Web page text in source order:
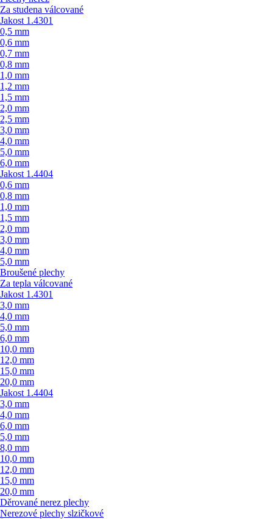
Za studena válcované
Jakost 1.4301
0,5 mm
0,6 mm
0,7 mm
0,8 mm
1,0 mm
1,2 mm
1,5 mm
2,0 mm
2,5 mm
3,0 mm
4,0 mm
5,0 mm
6,0 mm
Jakost 1.4404
0,6 mm
0,8 mm
1,0 mm
1,5 mm
2,0 mm
3,0 mm
4,0 mm
5,0 mm
Broušené plechy
Za tepla válcované
Jakost 1.4301
3,0 mm
4,0 mm
5,0 mm
6,0 mm
10,0 mm
12,0 mm
15,0 mm
20,0 mm
Jakost 1.4404
3,0 mm
4,0 mm
6,0 mm
5,0 mm
8,0 mm
10,0 mm
12,0 mm
15,0 mm
20,0 mm
Děrované nerez plechy
Nerezové plechy slzičkové